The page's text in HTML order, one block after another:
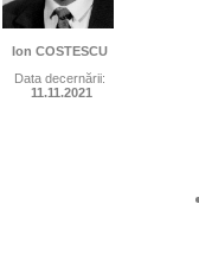
Ion COSTESCU
Data decernării:
11.11.2021